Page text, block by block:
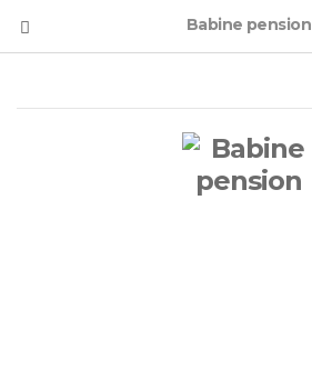
Babine pension